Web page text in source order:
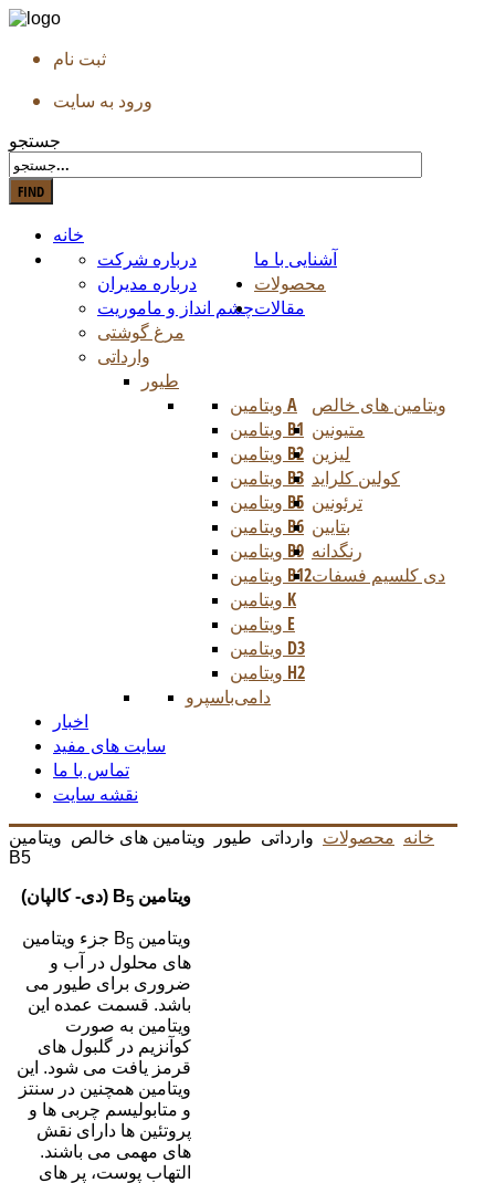
ثبت نام
ورود به سایت
جستجو
خانه
آشنایی با ما
درباره شرکت
درباره مدیران
چشم انداز و ماموریت
محصولات
مرغ گوشتی
وارداتی
طیور
ویتامین های خالص
ویتامین A
ویتامین B1
ویتامین B2
ویتامین B3
ویتامین B5
ویتامین B6
ویتامین B9
ویتامین B12
ویتامین K
ویتامین E
ویتامین D3
ویتامین H2
متیونین
لیزین
کولین کلراید
ترئونین
بتایین
رنگدانه
دی کلسیم فسفات
دامیباسپرو
مقالات
اخبار
سایت های مفید
تماس با ما
نقشه سایت
خانه محصولات وارداتی طیور ویتامین های خالص ویتامین
B5
ویتامین 5 (دی- کالپان)
ویتامین B 5
جزء ویتامین
های محلول در آب و
ضروری برای طیور می
باشد. قسمت عمده این
ویتامین به صورت
کوآنزیم در گلبول های
قرمز یافت می شود. این
ویتامین همچنین در سنتز
و متابولیسم چربی ها و
پروتئین ها دارای نقش
های مهمی می باشند.
التهاب پوست، پر های